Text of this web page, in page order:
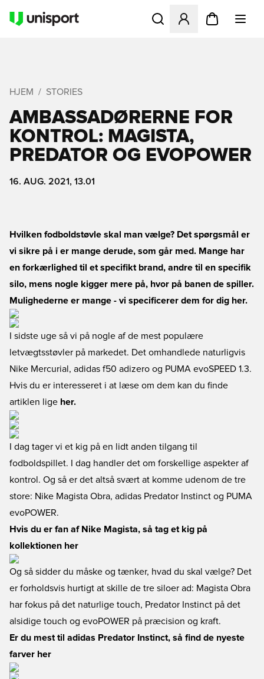
Åbner en Modal til at
HJEM STORIES
AMBASSADØRERNE FOR
KONTROL: MAGISTA,
PREDATOR OG EVOPOWER
16. AUG. 2021, 13.01
Hvilken fodboldstøvle skal man vælge? Det spørgsmål er
vi sikre på i er mange derude, som går med. Mange har
en forkærlighed til et specifikt brand, andre til en specifik
silo, mens nogle kigger mere på, hvor på banen de spiller.
Mulighederne er mange - vi specificerer dem for dig her.
I sidste uge så vi på nogle af de mest populære
letvægtsstøvler på markedet. Det omhandlede naturligvis
Nike Mercurial, adidas f50 adizero og PUMA evoSPEED 1.3.
Hvis du er interesseret i at læse om dem kan du finde
artiklen lige her.
I dag tager vi et kig på en lidt anden tilgang til
fodboldspillet. I dag handler det om forskellige aspekter af
kontrol. Og så er det altså svært at komme udenom de tre
store: Nike Magista Obra, adidas Predator Instinct og PUMA
evoPOWER.
Hvis du er fan af Nike Magista, så tag et kig på
kollektionen her
Og så sidder du måske og tænker, hvad du skal vælge? Det
er forholdsvis hurtigt at skille de tre siloer ad: Magista Obra
har fokus på det naturlige touch, Predator Instinct på det
alsidige touch og evoPOWER på præcision og kraft.
Er du mest til adidas Predator Instinct, så find de nyeste
farver her